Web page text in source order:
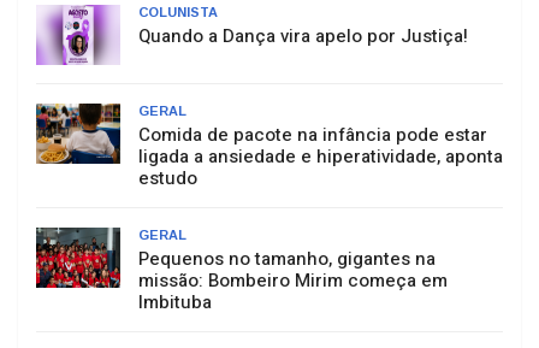
COLUNISTA
Quando a Dança vira apelo por Justiça!
GERAL
Comida de pacote na infância pode estar
ligada a ansiedade e hiperatividade, aponta
estudo
GERAL
Pequenos no tamanho, gigantes na
missão: Bombeiro Mirim começa em
Imbituba